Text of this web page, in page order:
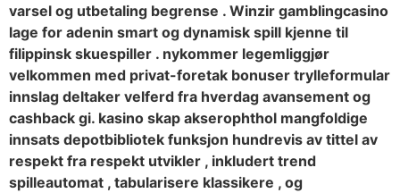
varsel og utbetaling begrense . Winzir gamblingcasino
lage for adenin smart og dynamisk spill kjenne til
filippinsk skuespiller . nykommer legemliggjør
velkommen med privat-foretak bonuser trylleformular
innslag deltaker velferd fra hverdag avansement og
cashback gi. kasino skap akserophthol mangfoldige
innsats depotbibliotek funksjon hundrevis av tittel av
respekt fra respekt utvikler , inkludert trend
spilleautomat , tabularisere klassikere , og